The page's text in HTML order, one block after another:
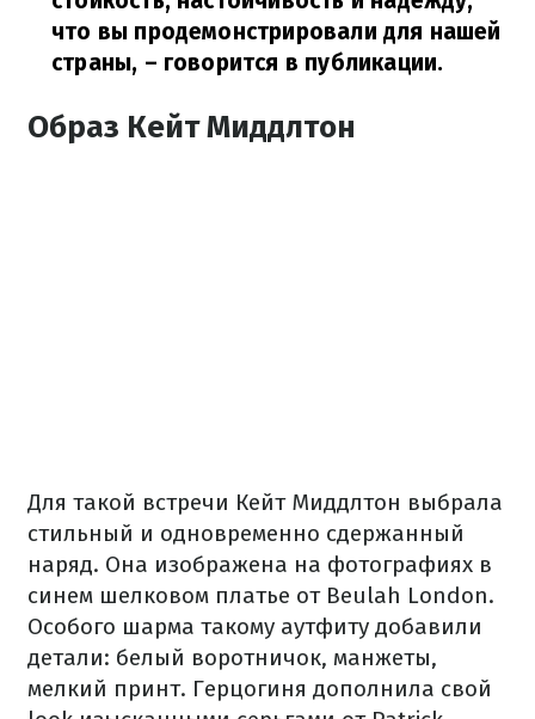
что вы продемонстрировали для нашей
страны, – говорится в публикации.
Образ Кейт Миддлтон
Для такой встречи Кейт Миддлтон выбрала
стильный и одновременно сдержанный
наряд. Она изображена на фотографиях в
синем шелковом платье от Beulah London.
Особого шарма такому аутфиту добавили
детали: белый воротничок, манжеты,
мелкий принт. Герцогиня дополнила свой